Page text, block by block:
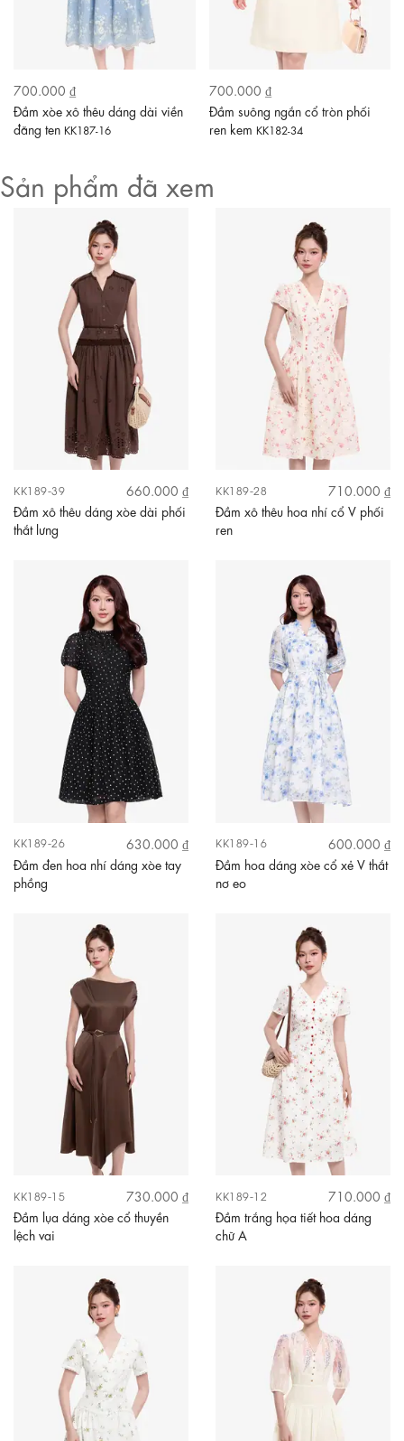
700.000 ₫
Đầm xòe xô thêu dáng dài viền
đăng ten KK187-16
700.000 ₫
Đầm suông ngắn cổ tròn phối
ren kem KK182-34
Sản phẩm đã xem
KK189-39
660.000 ₫
Đầm xô thêu dáng xòe dài phối
thắt lưng
KK189-28
710.000 ₫
Đầm xô thêu hoa nhí cổ V phối
ren
KK189-26
630.000 ₫
Đầm đen hoa nhí dáng xòe tay
phồng
KK189-16
600.000 ₫
Đầm hoa dáng xòe cổ xẻ V thắt
nơ eo
KK189-15
730.000 ₫
Đầm lụa dáng xòe cổ thuyền
lệch vai
KK189-12
710.000 ₫
Đầm trắng họa tiết hoa dáng
chữ A